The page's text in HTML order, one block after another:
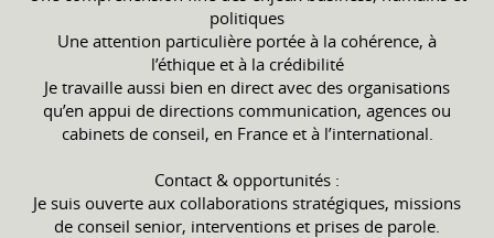
politiques
Une attention particulière portée à la cohérence, à
l’éthique et à la crédibilité
Je travaille aussi bien en direct avec des organisations
qu’en appui de directions communication, agences ou
cabinets de conseil, en France et à l’international.
Contact & opportunités :
Je suis ouverte aux collaborations stratégiques, missions
de conseil senior, interventions et prises de parole.